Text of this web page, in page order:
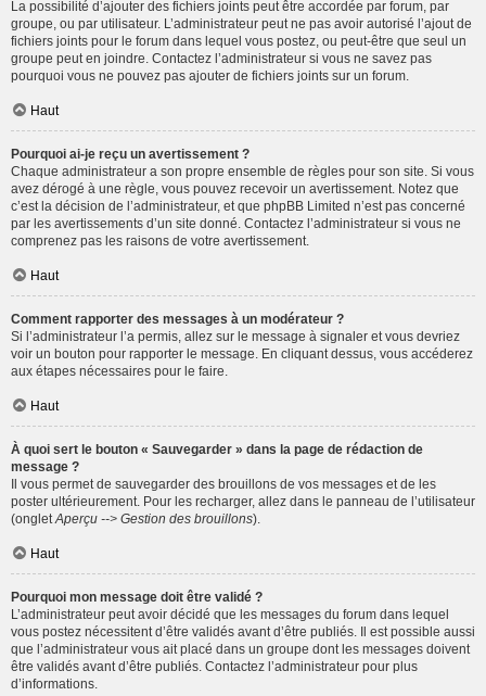
La possibilité d’ajouter des fichiers joints peut être accordée par forum, par
groupe, ou par utilisateur. L’administrateur peut ne pas avoir autorisé l’ajout de
fichiers joints pour le forum dans lequel vous postez, ou peut-être que seul un
groupe peut en joindre. Contactez l’administrateur si vous ne savez pas
pourquoi vous ne pouvez pas ajouter de fichiers joints sur un forum.
Haut
Pourquoi ai-je reçu un avertissement ?
Chaque administrateur a son propre ensemble de règles pour son site. Si vous
avez dérogé à une règle, vous pouvez recevoir un avertissement. Notez que
c’est la décision de l’administrateur, et que phpBB Limited n’est pas concerné
par les avertissements d’un site donné. Contactez l’administrateur si vous ne
comprenez pas les raisons de votre avertissement.
Haut
Comment rapporter des messages à un modérateur ?
Si l’administrateur l’a permis, allez sur le message à signaler et vous devriez
voir un bouton pour rapporter le message. En cliquant dessus, vous accéderez
aux étapes nécessaires pour le faire.
Haut
À quoi sert le bouton « Sauvegarder » dans la page de rédaction de
message ?
Il vous permet de sauvegarder des brouillons de vos messages et de les
poster ultérieurement. Pour les recharger, allez dans le panneau de l’utilisateur
(onglet Aperçu --> Gestion des brouillons).
Haut
Pourquoi mon message doit être validé ?
L’administrateur peut avoir décidé que les messages du forum dans lequel
vous postez nécessitent d’être validés avant d’être publiés. Il est possible aussi
que l’administrateur vous ait placé dans un groupe dont les messages doivent
être validés avant d’être publiés. Contactez l’administrateur pour plus
d’informations.